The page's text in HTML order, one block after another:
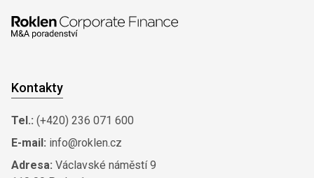
Kontakty
Tel.: (+420) 236 071 600
E-mail: info@roklen.cz
Adresa: Václavské náměstí 9